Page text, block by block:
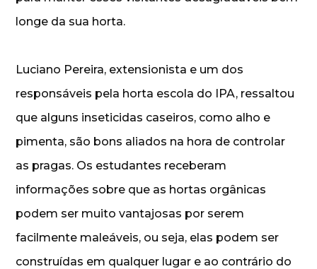
longe da sua horta.
Luciano Pereira, extensionista e um dos
responsáveis pela horta escola do IPA, ressaltou
que alguns inseticidas caseiros, como alho e
pimenta, são bons aliados na hora de controlar
as pragas. Os estudantes receberam
informações sobre que as hortas orgânicas
podem ser muito vantajosas por serem
facilmente maleáveis, ou seja, elas podem ser
construídas em qualquer lugar e ao contrário do